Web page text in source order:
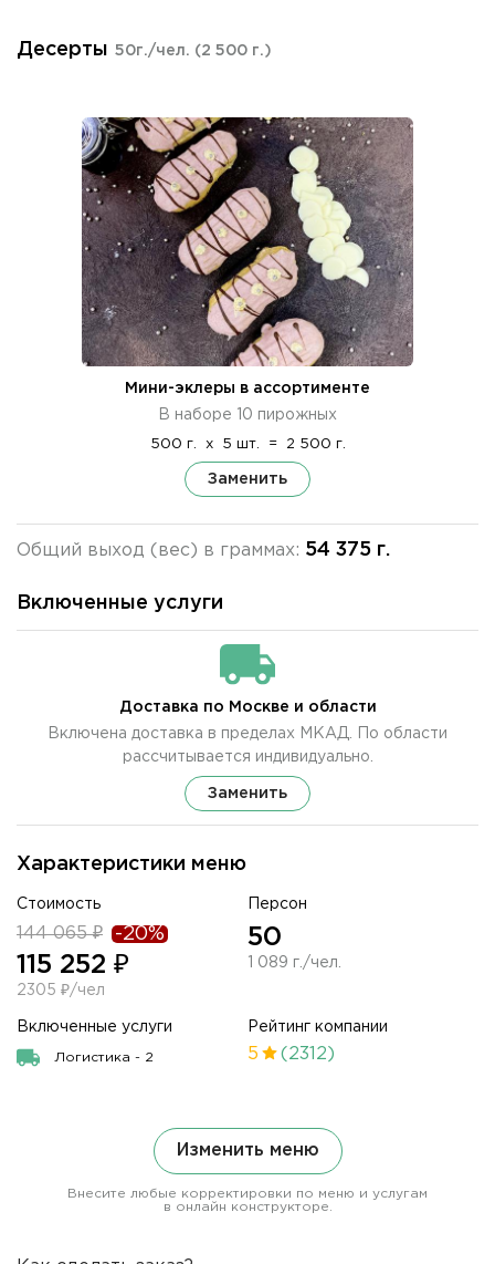
Характеристики меню
Стоимость
144 065 ₽ -20%
115 252 ₽
2305 ₽/чел
Персон
50
1 089 г./чел.
Включенные услуги
Логистика - 2
Рейтинг компании
5 (2312)
Десерты 50г./чел. (2 500 г.)
Мини-эклеры в ассортименте
В наборе 10 пирожных
500 г. x 5 шт. = 2 500 г.
Заменить
Общий выход (вес) в граммах: 54 375 г.
Изменить меню
Внесите любые корректировки по меню и услугам
в онлайн конструкторе.
Включенные услуги
Доставка по Москве и области
Включена доставка в пределах МКАД. По области
рассчитывается индивидуально.
Заменить